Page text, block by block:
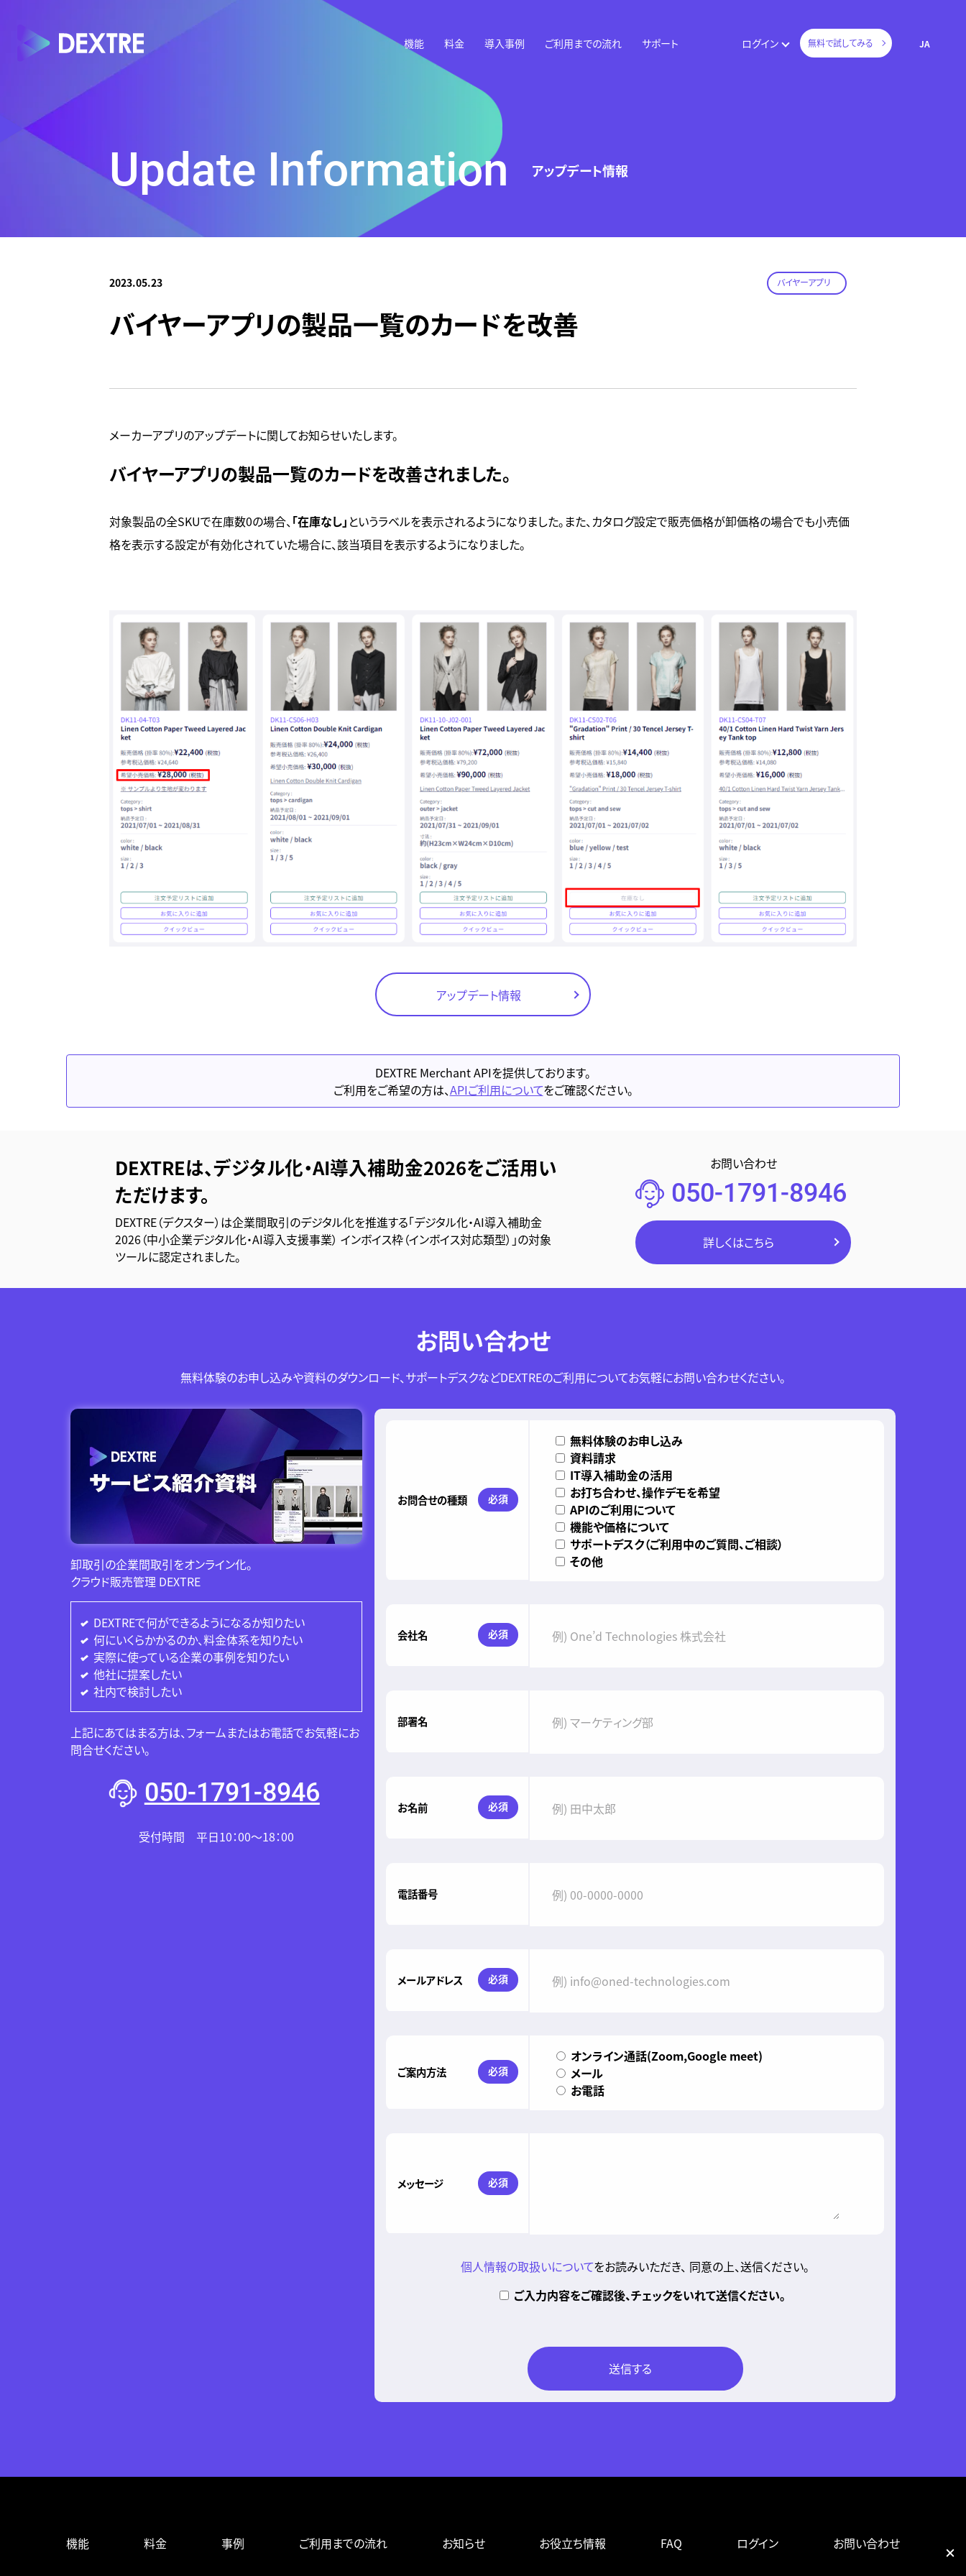
機能 料金 導入事例 ご利用までの流れ サポート ログイン 無料で試してみる JA
Update Information アップデート情報
2023.05.23 バイヤーアプリ
バイヤーアプリの製品一覧のカードを改善
メーカーアプリのアップデートに関してお知らせいたします。
バイヤーアプリの製品一覧のカードを改善されました。
対象製品の全SKUで在庫数0の場合、 「在庫なし」 というラベルを表示されるようになりました。また、カタログ設定で販売価格が卸価格の場合でも小売価
格を表示する設定が有効化されていた場合に、該当項目を表示するようになりました。
アップデート情報
DEXTRE Merchant APIを提供しております。
ご利用をご希望の方は、APIご利用についてをご確認ください。
DEXTREは、デジタル化・AI導入補助金2026をご活用い
ただけます。
DEXTRE（デクスター）は企業間取引のデジタル化を推進する「デジタル化・AI導入補助金
2026（中小企業デジタル化・AI導入支援事業） インボイス枠（インボイス対応類型）」の対象
ツールに認定されました。
お問い合わせ
050-1791-8946
詳しくはこちら
お問い合わせ
無料体験のお申し込みや資料のダウンロード、サポートデスクなどDEXTREのご利用についてお気軽にお問い合わせください。
卸取引の企業間取引をオンライン化。
クラウド販売管理 DEXTRE
DEXTREで何ができるようになるか知りたい
何にいくらかかるのか、料金体系を知りたい
実際に使っている企業の事例を知りたい
他社に提案したい
社内で検討したい
上記にあてはまる方は、フォームまたはお電話でお気軽にお
問合せください。
050-1791-8946
受付時間 平日10：00～18：00
このフィールドは空のままにしてください。
お問合せの種類 必須
無料体験のお申し込み
資料請求
IT導入補助金の活用
お打ち合わせ、操作デモを希望
APIのご利用について
機能や価格について
サポートデスク（ご利用中のご質問、ご相談）
その他
会社名 必須
部署名
お名前 必須
電話番号
メールアドレス 必須
ご案内方法 必須
オンライン通話(Zoom,Google meet)
メール
お電話
メッセージ 必須
個人情報の取扱いについてをお読みいただき、 同意の上、送信ください。
ご入力内容をご確認後、チェックをいれて送信ください。
機能 料金 事例 ご利用までの流れ お知らせ お役立ち情報 FAQ ログイン お問い合わせ